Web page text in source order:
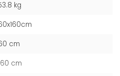
kg
cm
cm